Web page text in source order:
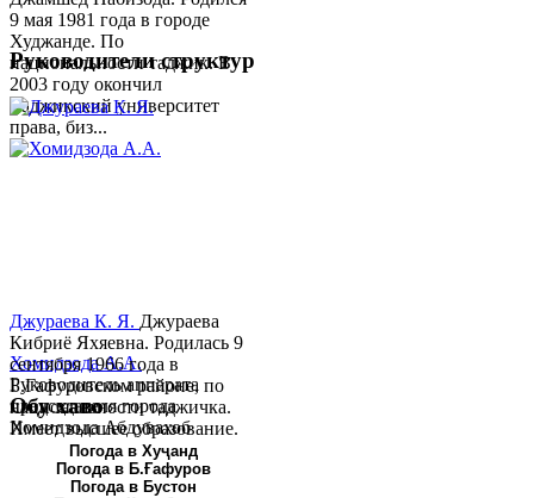
9 мая 1981 года в городе
Худжанде. По
национальности таджик. В
2003 году окончил
Таджикский университет
права, биз...
Хомидзода А.А.
Руководитель аппарата
председателя города
Хомидзода Абдувахоб
Абдумаджид родился 8
июня 1978 года в городе
Худжанде. По
Руководители структур
Джураева К. Я. Джураева
Кибриё Яхяевна. Родилась 9
сентября 1966 года в
Б.Гафуровском районе, по
национальности таджичка.
Имеет высшее образование.
В 1997 ...
Обу хаво
Погода в Хуҷанд
Погода в Б.Ғафуров
Погода в Бустон